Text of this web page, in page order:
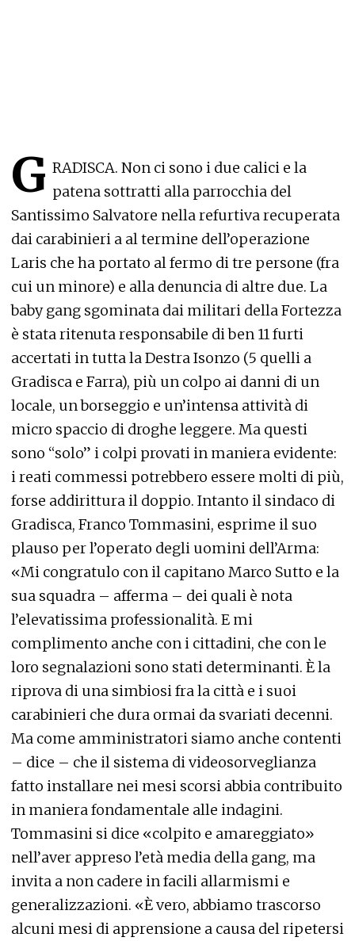
G RADISCA. Non ci sono i due calici e la
patena sottratti alla parrocchia del
Santissimo Salvatore nella refurtiva recuperata
dai carabinieri a al termine dell’operazione
Laris che ha portato al fermo di tre persone (fra
cui un minore) e alla denuncia di altre due. La
baby gang sgominata dai militari della Fortezza
è stata ritenuta responsabile di ben 11 furti
accertati in tutta la Destra Isonzo (5 quelli a
Gradisca e Farra), più un colpo ai danni di un
locale, un borseggio e un’intensa attività di
micro spaccio di droghe leggere. Ma questi
sono “solo” i colpi provati in maniera evidente:
i reati commessi potrebbero essere molti di più,
forse addirittura il doppio. Intanto il sindaco di
Gradisca, Franco Tommasini, esprime il suo
plauso per l’operato degli uomini dell’Arma:
«Mi congratulo con il capitano Marco Sutto e la
sua squadra – afferma – dei quali è nota
l’elevatissima professionalità. E mi
complimento anche con i cittadini, che con le
loro segnalazioni sono stati determinanti. È la
riprova di una simbiosi fra la città e i suoi
carabinieri che dura ormai da svariati decenni.
Ma come amministratori siamo anche contenti
– dice – che il sistema di videosorveglianza
fatto installare nei mesi scorsi abbia contribuito
in maniera fondamentale alle indagini.
Tommasini si dice «colpito e amareggiato»
nell’aver appreso l’età media della gang, ma
invita a non cadere in facili allarmismi e
generalizzazioni. «È vero, abbiamo trascorso
alcuni mesi di apprensione a causa del ripetersi